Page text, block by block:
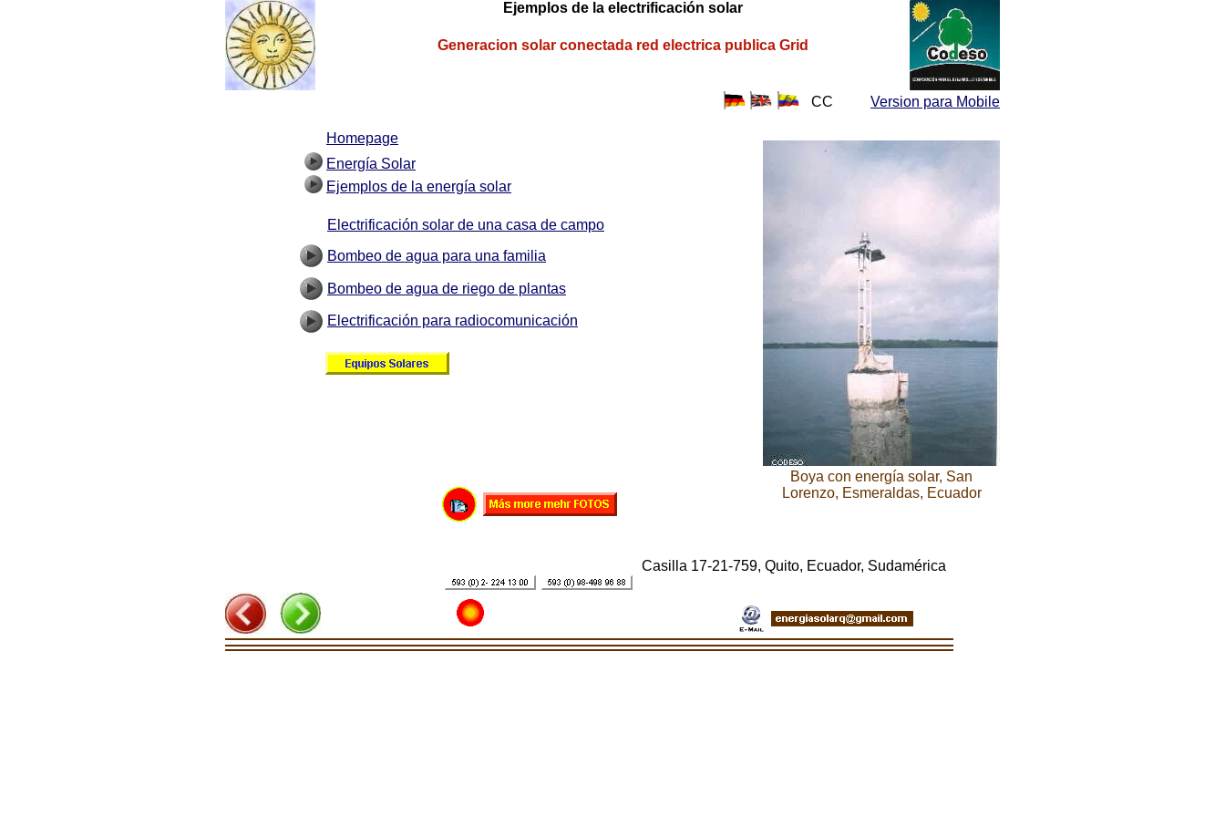
Ejemplos de la electrificación solar
Electrificación solar de una casa de campo
Boya con energía solar, San
Lorenzo, Esmeraldas, Ecuador
Bombeo de agua para una familia
Bombeo de agua de riego de plantas
Electrificación para radiocomunicación
Homepage
Ejemplos de la energía solar
Energía Solar
Casilla 17-21-759, Quito, Ecuador, Sudamérica
Version para Mobile
CC
Generacion solar conectada red electrica publica Grid